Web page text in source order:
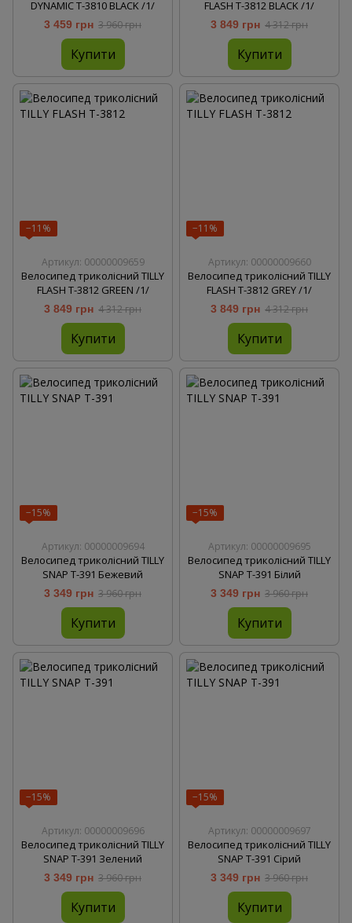
DYNAMIC T-3810 BLACK /1/
3 459 грн 3 960 грн
Купити
FLASH T-3812 BLACK /1/
3 849 грн 4 312 грн
Купити
−11%
Артикул: 00000009659
Велосипед триколісний TILLY
FLASH T-3812 GREEN /1/
3 849 грн 4 312 грн
Купити
−11%
Артикул: 00000009660
Велосипед триколісний TILLY
FLASH T-3812 GREY /1/
3 849 грн 4 312 грн
Купити
−15%
Артикул: 00000009694
Велосипед триколісний TILLY
SNAP T-391 Бежевий
3 349 грн 3 960 грн
Купити
−15%
Артикул: 00000009695
Велосипед триколісний TILLY
SNAP T-391 Білий
3 349 грн 3 960 грн
Купити
−15%
Артикул: 00000009696
Велосипед триколісний TILLY
SNAP T-391 Зелений
3 349 грн 3 960 грн
Купити
−15%
Артикул: 00000009697
Велосипед триколісний TILLY
SNAP T-391 Сірий
3 349 грн 3 960 грн
Купити